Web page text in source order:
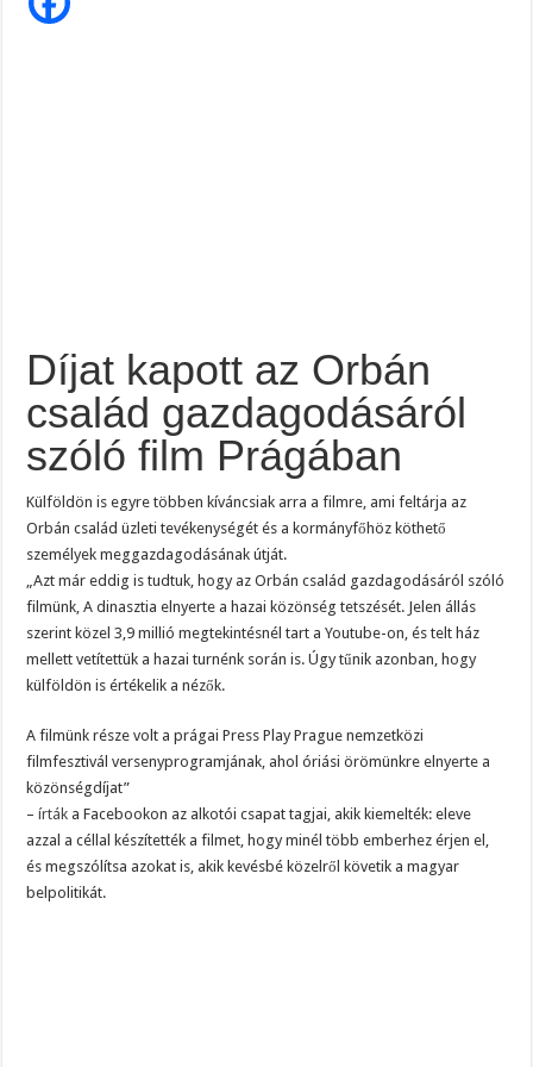
Magyar Péter ezt üzente Orbánnak……, ez az eddigi legkeményebb üzenet !
Díjat kapott az Orbán
család gazdagodásáról
szóló film Prágában
Külföldön is egyre többen kíváncsiak arra a filmre, ami feltárja az
Orbán család üzleti tevékenységét és a kormányfőhöz köthető
személyek meggazdagodásának útját.
„Azt már eddig is tudtuk, hogy az Orbán család gazdagodásáról szóló
filmünk, A dinasztia elnyerte a hazai közönség tetszését. Jelen állás
szerint közel 3,9 millió megtekintésnél tart a Youtube-on, és telt ház
mellett vetítettük a hazai turnénk során is. Úgy tűnik azonban, hogy
külföldön is értékelik a nézők.
A filmünk része volt a prágai Press Play Prague nemzetközi
filmfesztivál versenyprogramjának, ahol óriási örömünkre elnyerte a
közönségdíjat”
–írták a Facebookon az alkotói csapat tagjai, akik kiemelték: eleve
azzal a céllal készítették a filmet, hogy minél több emberhez érjen el,
és megszólítsa azokat is, akik kevésbé közelről követik a magyar
belpolitikát.